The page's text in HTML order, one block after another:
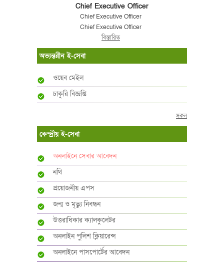
Chief Executive Officer
Chief Executive Officer
Chief Executive Officer
বিস্তারিত
অভ্যন্তরীন ই-সেবা
ওয়েব মেইল
চাকুরি বিজ্ঞপ্তি
সকল
কেন্দ্রীয় ই-সেবা
অনলাইনে সেবার আবেদন
নথি
প্রয়োজনীয় এপস
জন্ম ও মৃত্যু নিবন্ধন
উত্তরাধিকার ক্যালকুলেটর
অনলাইন পুলিশ ক্লিয়ারেন্স
অনলাইনে পাসপোর্টের আবেদন